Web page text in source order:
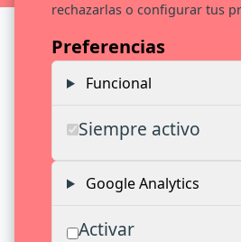
Te llamamos. Estamos
rechazarlas o configurar tus
Preferencias
Funcional
Siempre activo
Google Analytics
Activar